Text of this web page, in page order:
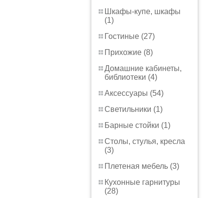
Шкафы-купе, шкафы
(1)
Гостиные (27)
Прихожие (8)
Домашние кабинеты,
библиотеки (4)
Аксессуары (54)
Светильники (1)
Барные стойки (1)
Столы, стулья, кресла
(3)
Плетеная мебель (3)
Кухонные гарнитуры
(28)